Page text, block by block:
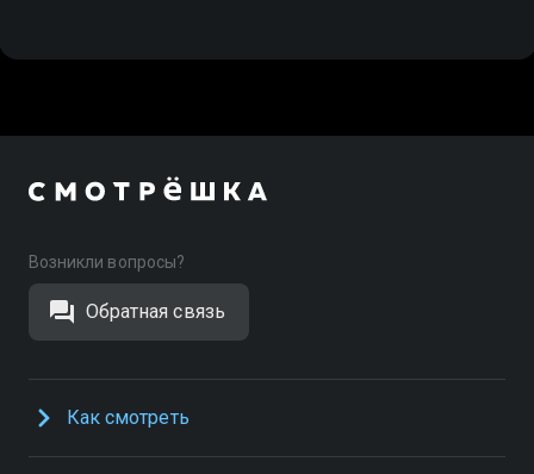
Возникли вопросы?
Обратная связь
Как смотреть